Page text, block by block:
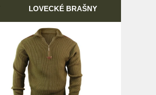
LOVECKÉ BRAŠNY